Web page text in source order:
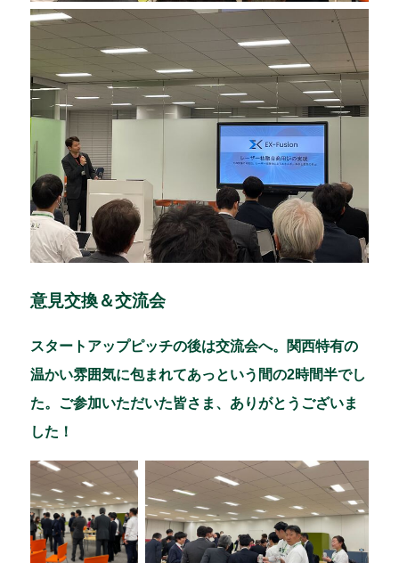
意見交換＆交流会
スタートアップピッチの後は交流会へ。関西特有の
温かい雰囲気に包まれてあっという間の2時間半でし
た。ご参加いただいた皆さま、ありがとうございま
した！